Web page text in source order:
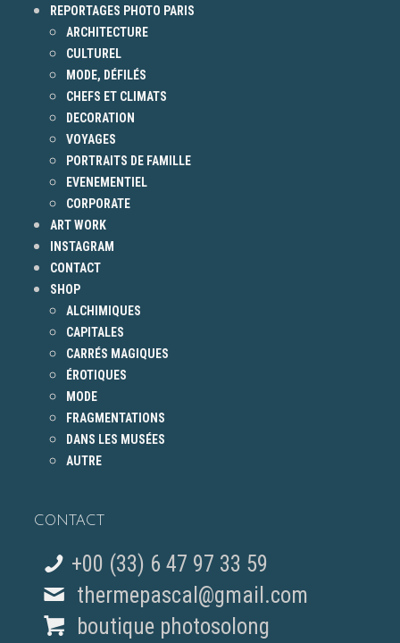
REPORTAGES PHOTO PARIS
ARCHITECTURE
CULTUREL
MODE, DÉFILÉS
CHEFS ET CLIMATS
DECORATION
VOYAGES
PORTRAITS DE FAMILLE
EVENEMENTIEL
CORPORATE
ART WORK
INSTAGRAM
CONTACT
SHOP
ALCHIMIQUES
CAPITALES
CARRÉS MAGIQUES
ÉROTIQUES
MODE
FRAGMENTATIONS
DANS LES MUSÉES
AUTRE
CONTACT
+00 (33) 6 47 97 33 59
thermepascal@gmail.com
boutique photosolong